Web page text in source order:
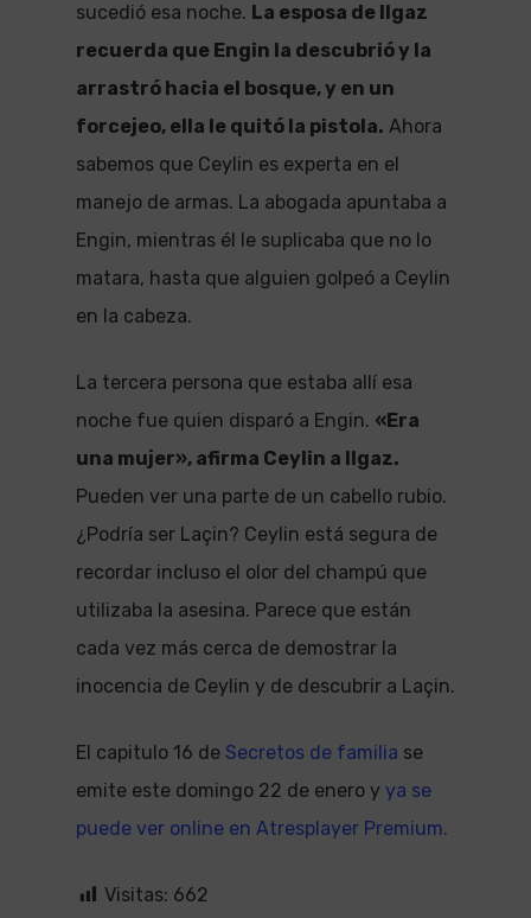
sucedió esa noche. La esposa de Ilgaz
recuerda que Engin la descubrió y la
arrastró hacia el bosque, y en un
forcejeo, ella le quitó la pistola. Ahora
sabemos que Ceylin es experta en el
manejo de armas. La abogada apuntaba a
Engin, mientras él le suplicaba que no lo
matara, hasta que alguien golpeó a Ceylin
en la cabeza.
La tercera persona que estaba allí esa
noche fue quien disparó a Engin. «Era
una mujer», afirma Ceylin a Ilgaz.
Pueden ver una parte de un cabello rubio.
¿Podría ser Laçin? Ceylin está segura de
recordar incluso el olor del champú que
utilizaba la asesina. Parece que están
cada vez más cerca de demostrar la
inocencia de Ceylin y de descubrir a Laçin.
El capitulo 16 de Secretos de familia se
emite este domingo 22 de enero y ya se
puede ver online en Atresplayer Premium.
Visitas: 662